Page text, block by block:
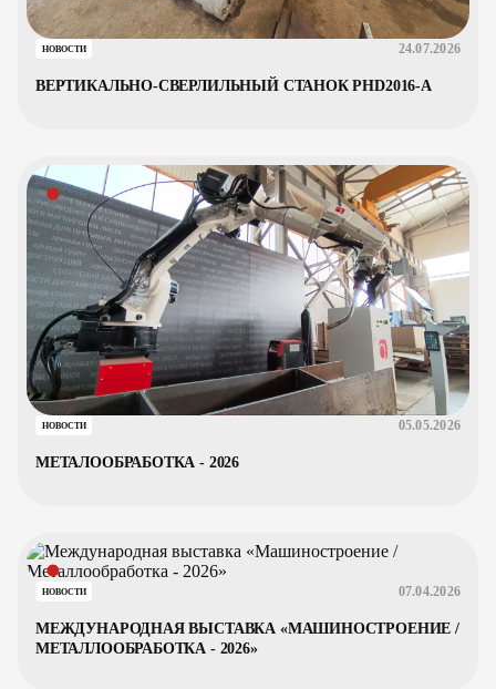
НОВОСТИ 24.07.2026
ВЕРТИКАЛЬНО-СВЕРЛИЛЬНЫЙ СТАНОК PHD2016-A
НОВОСТИ 05.05.2026
МЕТАЛООБРАБОТКА - 2026
НОВОСТИ 07.04.2026
МЕЖДУНАРОДНАЯ ВЫСТАВКА «МАШИНОСТРОЕНИЕ /
МЕТАЛЛООБРАБОТКА - 2026»